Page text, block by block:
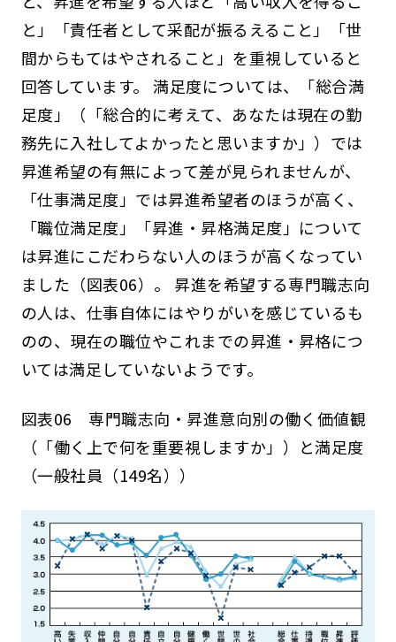
と」「責任者として采配が振るえること」「世
間からもてはやされること」を重視していると
回答しています。 満足度については、「総合満
足度」（「総合的に考えて、あなたは現在の勤
務先に入社してよかったと思いますか」）では
昇進希望の有無によって差が見られませんが、
「仕事満足度」では昇進希望者のほうが高く、
「職位満足度」「昇進・昇格満足度」について
は昇進にこだわらない人のほうが高くなってい
ました（図表06）。 昇進を希望する専門職志向
の人は、仕事自体にはやりがいを感じているも
のの、現在の職位やこれまでの昇進・昇格につ
いては満足していないようです。
図表06 専門職志向・昇進意向別の働く価値観
（「働く上で何を重要視しますか」）と満足度
（一般社員（149名））